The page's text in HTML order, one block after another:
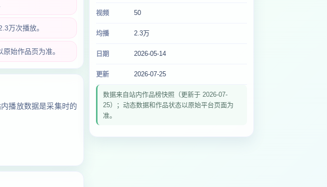
万次播放。
始作品页为准。
播放数据是采集时的
视频 50
均播 2.3万
日期 2026-05-14
更新 2026-07-25
数据来自站内作品榜快照（更新于 2026-07-
25）；动态数据和作品状态以原始平台页面为
准。